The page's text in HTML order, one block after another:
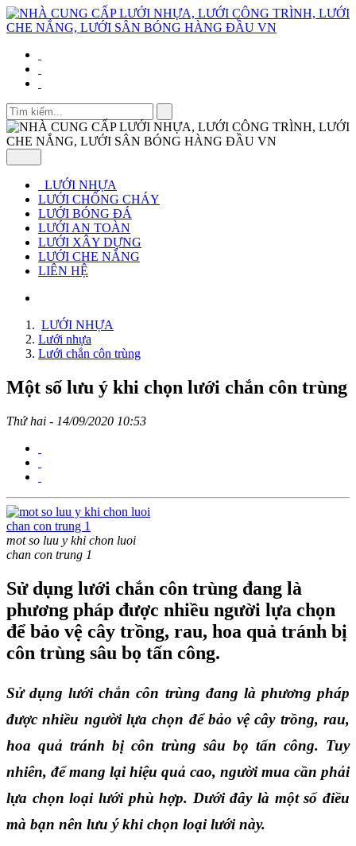
LƯỚI NHỰA
LƯỚI CHỐNG CHÁY
LƯỚI BÓNG ĐÁ
LƯỚI AN TOÀN
LƯỚI XÂY DỰNG
LƯỚI CHE NẮNG
LIÊN HỆ
LƯỚI NHỰA
Lưới nhựa
Lưới chắn côn trùng
Một số lưu ý khi chọn lưới chắn côn trùng
Thứ hai - 14/09/2020 10:53
mot so luu y khi chon luoi
chan con trung 1
Sử dụng lưới chắn côn trùng đang là
phương pháp được nhiều người lựa chọn
để bảo vệ cây trồng, rau, hoa quả tránh bị
côn trùng sâu bọ tấn công.
Sử dụng lưới chắn côn trùng đang là phương pháp
được nhiều người lựa chọn để bảo vệ cây trồng, rau,
hoa quả tránh bị côn trùng sâu bọ tấn công. Tuy
nhiên, để mang lại hiệu quả cao, người mua cần phải
lựa chọn loại lưới phù hợp. Dưới đây là một số điều
mà bạn nên lưu ý khi chọn loại lưới này.